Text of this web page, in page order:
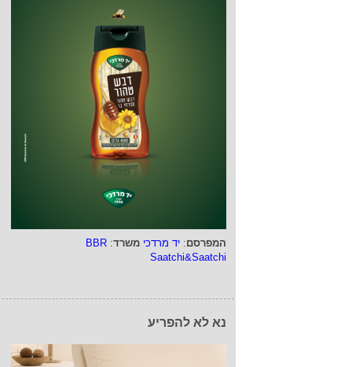
המפרסם: יד מרדכי משרד:
BBR
Saatchi&Saatchi
נא לא להפריע